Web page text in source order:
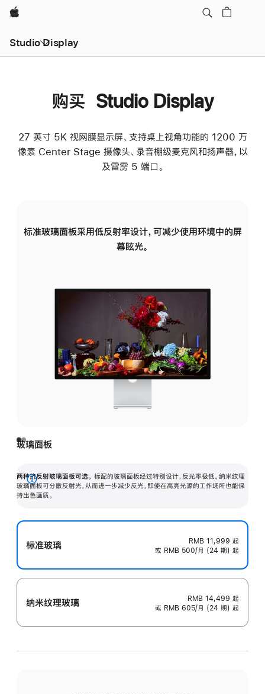
Apple
Studio Display
购买 Studio Display
27 英寸 5K 视网膜显示屏、支持桌上视角功能的 1200 万
像素 Center Stage 摄像头、录音棚级麦克风和扬声器，以
及雷雳 5 端口。
标准玻璃面板采用低反射率设计，可减少使用环境中的屏
幕眩光。
玻璃面板
两种抗反射玻璃面板可选。 标配的玻璃面板经过特别设计，反光率极低。纳米纹理
玻璃面板可分散反射光，从而进一步减少反光，即使在高亮光源的工作场所也能保
持出色画质。
展
开
标准玻璃 RMB 11,999 起
或 RMB 500/月 (24 期) 起
纳米纹理玻璃 RMB 14,499 起
或 RMB 605/月 (24 期) 起